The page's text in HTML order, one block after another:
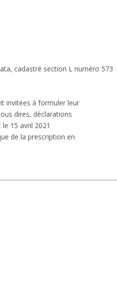
cadastré section L numéro 573
invitées à formuler leur
dires, déclarations
le 15 avril 2021
de la prescription en